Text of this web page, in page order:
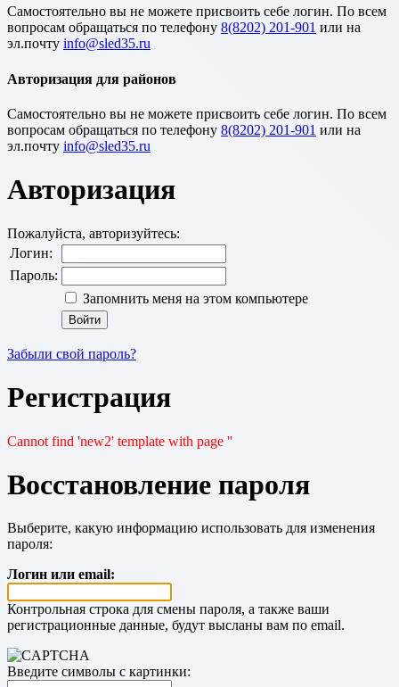
Cамостоятельно вы не можете присвоить себе логин. По всем
вопросам обращаться по телефону 8(8202) 201-901 или на
эл.почту
Авторизация для районов
Cамостоятельно вы не можете присвоить себе логин. По всем
вопросам обращаться по телефону 8(8202) 201-901 или на
эл.почту
Авторизация
Пожалуйста, авторизуйтесь:
Логин:
Пароль:
Запомнить меня на этом компьютере
Забыли свой пароль?
Регистрация
Cannot find 'new2' template with page ''
Восстановление пароля
Выберите, какую информацию использовать для изменения
пароля:
Логин или email:
Контрольная строка для смены пароля, а также ваши
регистрационные данные, будут высланы вам по email.
Введите символы с картинки: